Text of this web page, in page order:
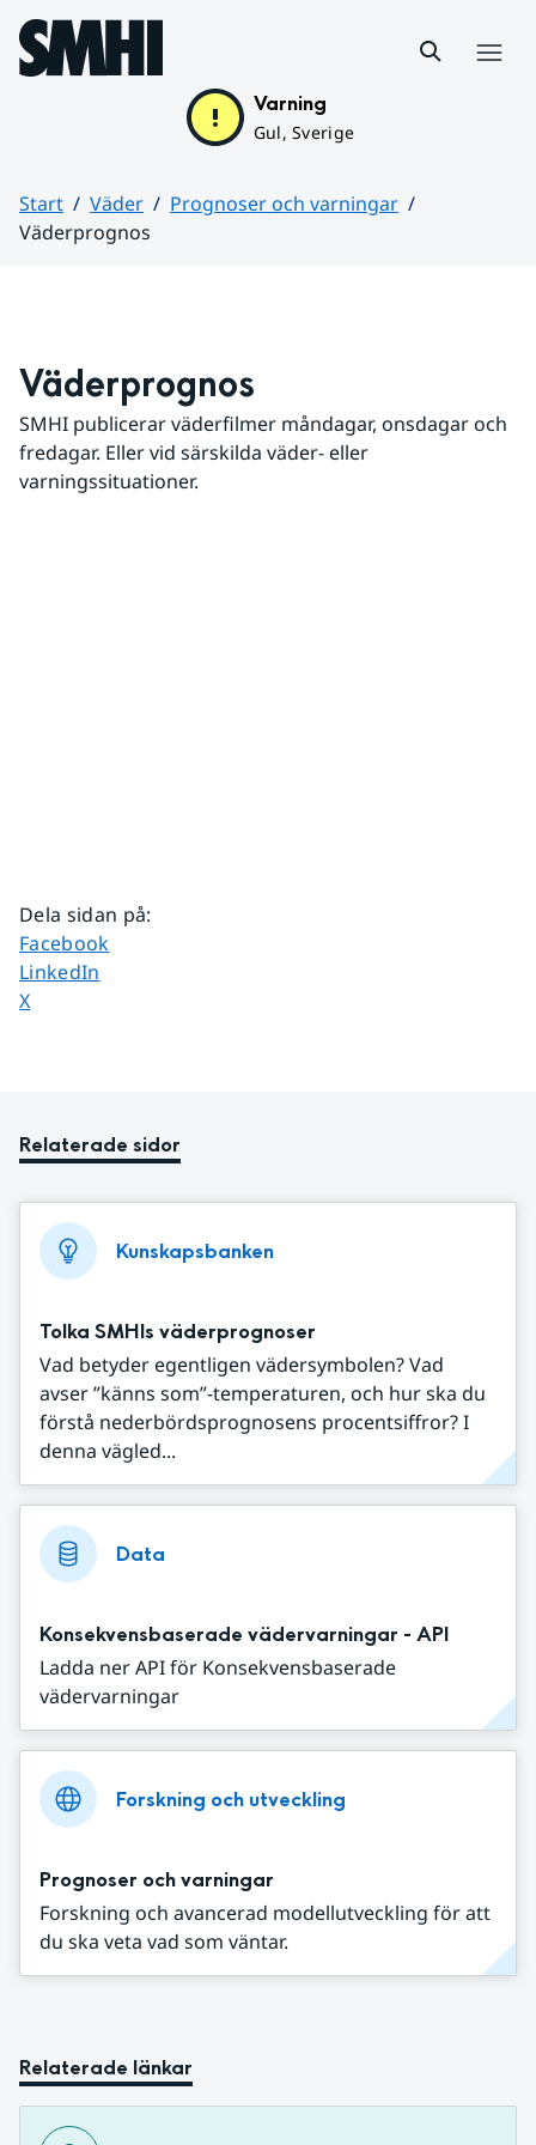
Hoppa till sidans innehåll
Varning
Gul, Sverige
Start Väder
Prognoser och varningar
Väderprognos
Väderprognos
SMHI publicerar väderfilmer måndagar, onsdagar och
fredagar. Eller vid särskilda väder- eller
varningssituationer.
Dela sidan på:
Dela sidan på
Facebook
Dela sidan på
LinkedIn
Dela sidan på
X
Relaterade sidor
Kunskapsbanken
Tolka SMHIs väderprognoser
Vad betyder egentligen vädersymbolen? Vad
avser ”känns som”-temperaturen, och hur ska du
förstå nederbördsprognosens procentsiffror? I
denna vägled...
Data
Konsekvensbaserade vädervarningar - API
Ladda ner API för Konsekvensbaserade
vädervarningar
Forskning och utveckling
Prognoser och varningar
Forskning och avancerad modellutveckling för att
du ska veta vad som väntar.
Relaterade länkar